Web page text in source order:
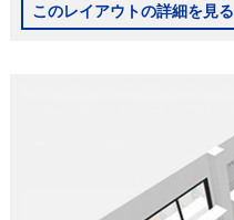
このレイアウトの詳細を見る